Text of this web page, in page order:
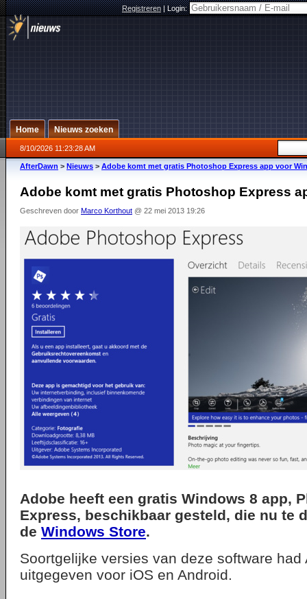
Registreren|Login:
Home Nieuws zoeken
8/10/2026 11:23:28 AM
AfterDawn > Nieuws > Adobe komt met gratis Photoshop Express app voor
Adobe komt met gratis Photoshop Express
Geschreven door Marco Korthout @ 22 mei 2013 19:26
Adobe heeft een gratis Windows 8 app,
Express, beschikbaar gesteld, die nu te
de Windows Store.
Soortgelijke versies van deze software had
uitgegeven voor iOS en Android.